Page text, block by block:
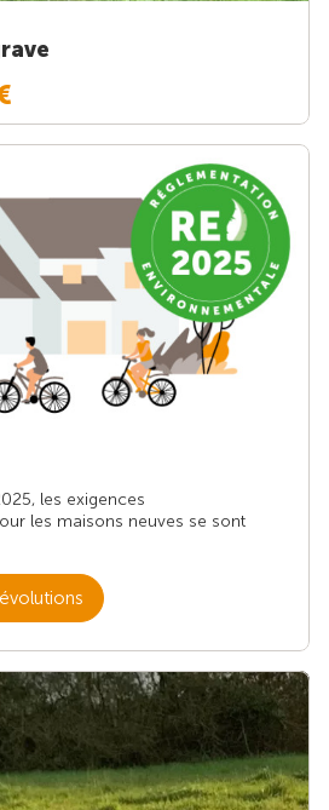
les exigences
les maisons neuves se sont